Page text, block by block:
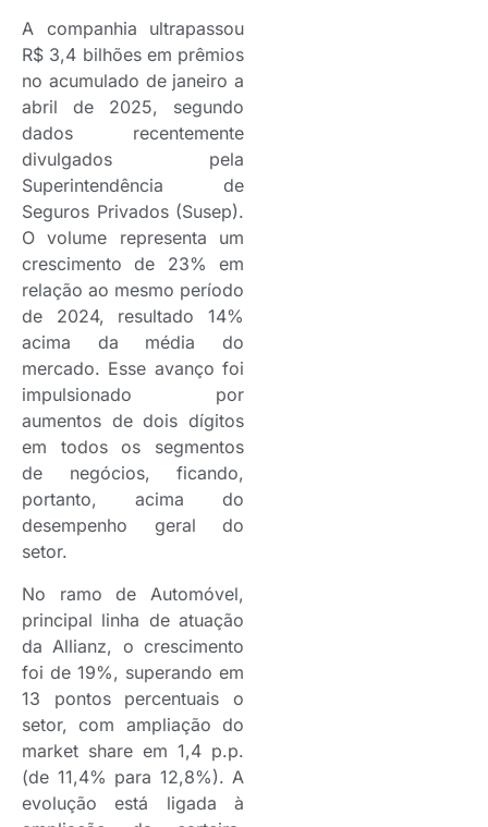
A companhia ultrapassou
R$ 3,4 bilhões em prêmios
no acumulado de janeiro a
abril de 2025, segundo
dados recentemente
divulgados pela
Superintendência de
Seguros Privados (Susep).
O volume representa um
crescimento de 23% em
relação ao mesmo período
de 2024, resultado 14%
acima da média do
mercado. Esse avanço foi
impulsionado por
aumentos de dois dígitos
em todos os segmentos
de negócios, ficando,
portanto, acima do
desempenho geral do
setor.
No ramo de Automóvel,
principal linha de atuação
da Allianz, o crescimento
foi de 19%, superando em
13 pontos percentuais o
setor, com ampliação do
market share em 1,4 p.p.
(de 11,4% para 12,8%). A
evolução está ligada à